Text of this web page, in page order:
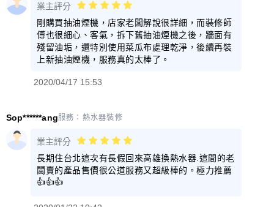
業主評分
剛購買抽油煙機，店家老闆解說很詳細，而裝修師
傅也很細心、客氣，拆下舊抽油煙機之後，牆面有
殘留油垢，還特別使用菜瓜布處理乾淨，後續再裝
上新抽油煙機，服務真的太棒了。
2020/04/17 15:53
Sop******ang服務： 熱水器裝修
業主評分
長期住台北這次有長假回來高雄換熱水器.這間的老
闆賣的產品售價很公道服務又超級棒的。極力推薦
👍👍👍